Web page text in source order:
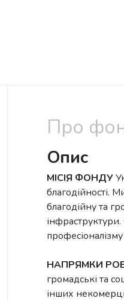
Про
Опис
МІСІЯ ФОНДУ
благодійності.
благодійну та
НАПРЯМКИ
громадські та
інших